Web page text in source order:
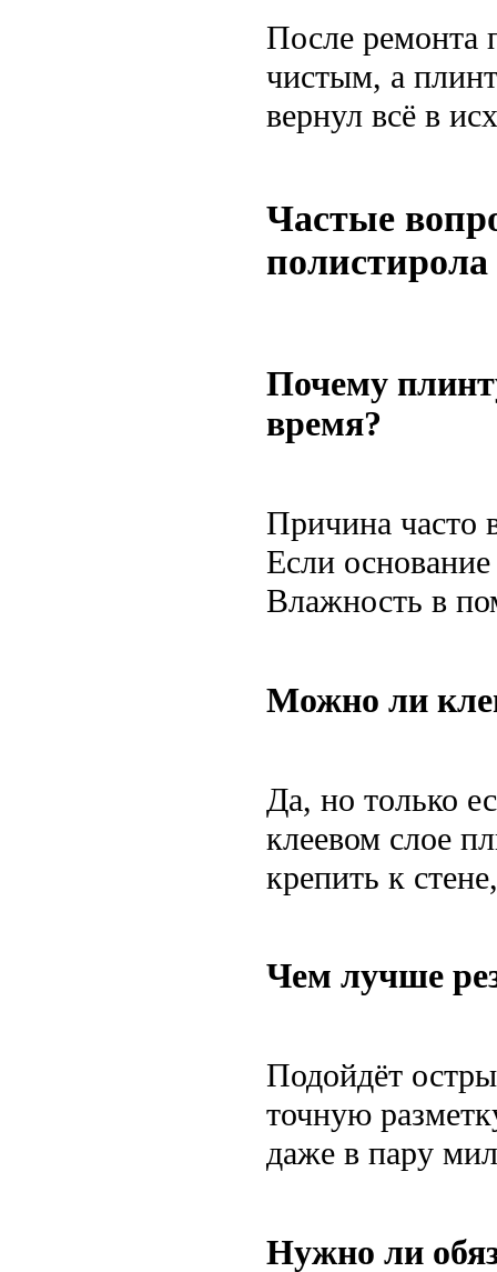
После ремонта
чистым, а
вернул всё в
Частые
полистирола
Почему
время?
Причина часто
Если
Влажность в
Можно ли
Да, но только
клеевом слое
крепить к
Чем лучше
Подойдёт
точную
даже в пару
Нужно ли